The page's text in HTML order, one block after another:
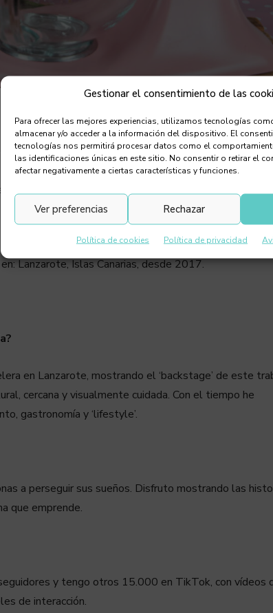
Gestionar el consentimiento de las
Para ofrecer las mejores experiencias, utilizamos tecnologías
almacenar y/o acceder a la información del dispositivo. El
tecnologías nos permitirá procesar datos como el
las identificaciones únicas en este sitio. No consentir o retirar el
afectar negativamente a ciertas características y funciones.
Rechazar
Ver preferencias
Política de cookies Política de privacidad
emprendimiento y lifestyle.
Lanzarote, Islas Canarias, desde 2017.
en Lanzarote, mostrando el ‘backstage’ de este
cercana y visualmente cuidada. Con el tiempo he
gastronomía y ‘lifestyle’.
a perseguir sus sueños. Disfruto mostrando las
que emprende.
y tengo otros 15.000 en TikTok, con vídeos
de interacción.